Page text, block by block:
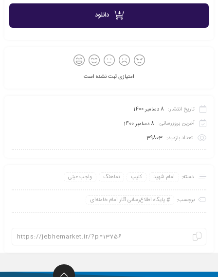
دانلود
امتیازی ثبت نشده است
تاریخ انتشار: 8 دسامبر 1400
آخرین بروزرسانی: 8 دسامبر 1400
تعداد بازدید: 39803
دسته: امام شهید کلیپ نماهنگ واجب عینی
برچسب: پايگاه اطلاع‌رسانی آثار امام خامنه‌ای